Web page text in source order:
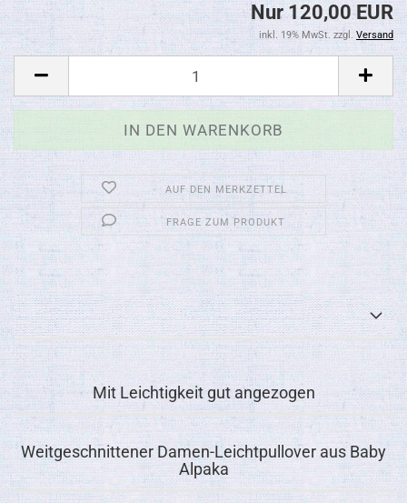
Nur 120,00 EUR
inkl. 19% MwSt. zzgl. Versand
AUF DEN MERKZETTEL
FRAGE ZUM PRODUKT
Mit Leichtigkeit gut angezogen
Weitgeschnittener Damen-Leichtpullover aus Baby
Alpaka